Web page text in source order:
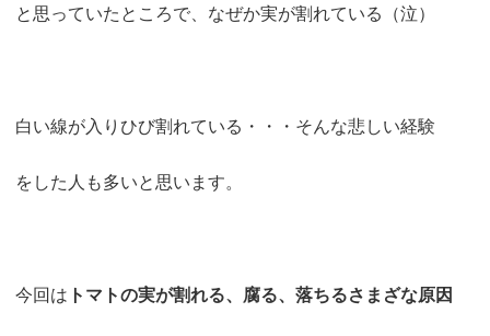
k
と思っていたところで、なぜか実が割れている（泣）
白い線が入りひび割れている・・・そんな悲しい経験
をした人も多いと思います。
今回は トマトの実が割れる、腐る、落ちるさまざな原因